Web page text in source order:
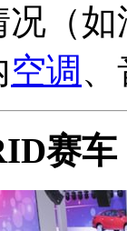
（
空调
赛车